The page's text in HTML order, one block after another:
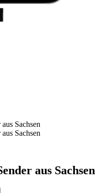
Sachsen
Sachsen
aus Sachsen